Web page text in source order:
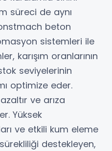
süreci de aynı
beton
sistemleri ile
karışım oranlarının
seviyelerinin
optimize eder.
ve arıza
Yüksek
ve etkili kum eleme
destekleyen,